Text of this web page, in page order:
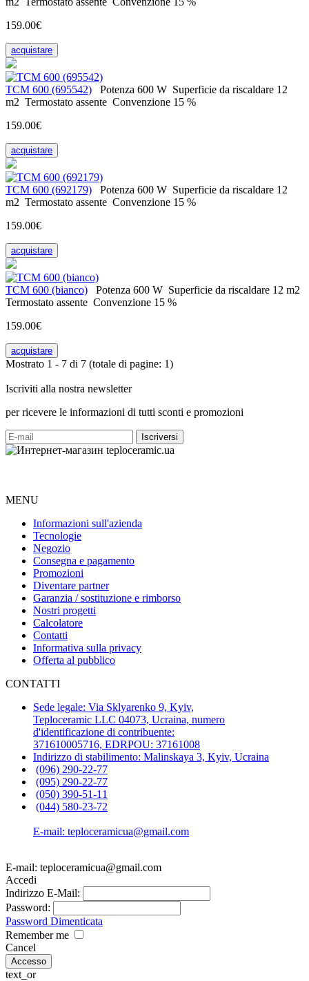
159.00€
acquistare
ТСМ 600 (695542) Potenza 600 W Superficie da riscaldare 12
m2 Termostato assente Convenzione 15 %
159.00€
acquistare
ТСМ 600 (692179) Potenza 600 W Superficie da riscaldare 12
m2 Termostato assente Convenzione 15 %
159.00€
acquistare
ТСМ 600 (bianco) Potenza 600 W Superficie da riscaldare 12 m2
Termostato assente Convenzione 15 %
159.00€
acquistare
Mostrato 1 - 7 di 7 (totale di pagine: 1)
Iscriviti alla nostra newsletter
per ricevere le informazioni di tutti sconti e promozioni
MENU
Informazioni sull'azienda
Tecnologie
Negozio
Consegna e pagamento
Promozioni
Diventare partner
Garanzia / sostituzione e rimborso
Nostri progetti
Calcolatore
Contatti
Informativa sulla privacy
Offerta al pubblico
CONTATTI
Sede legale: Via Sklyarenko 9, Kyiv,
Teploceramic LLС 04073, Ucraina, numero
d'identificazione di contribuente:
371610005716, EDRPOU: 37161008
Indirizzo di stabilimento: Malinskaya 3, Kyiv, Ucraina
(096) 290-22-77
(095) 290-22-77
(050) 390-51-11
(044) 580-23-72
E-mail: teploceramicua@gmail.com
E-mail: teploceramicua@gmail.com
Accedi
Indirizzo E-Mail:
Password:
Password Dimenticata
Remember me
Cancel
text_or